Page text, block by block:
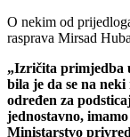
proizvodnja i prerada
autohtonih vrsta
O nekim od
rasprava Mirsad
„Izričita primjedba
bila je da se na